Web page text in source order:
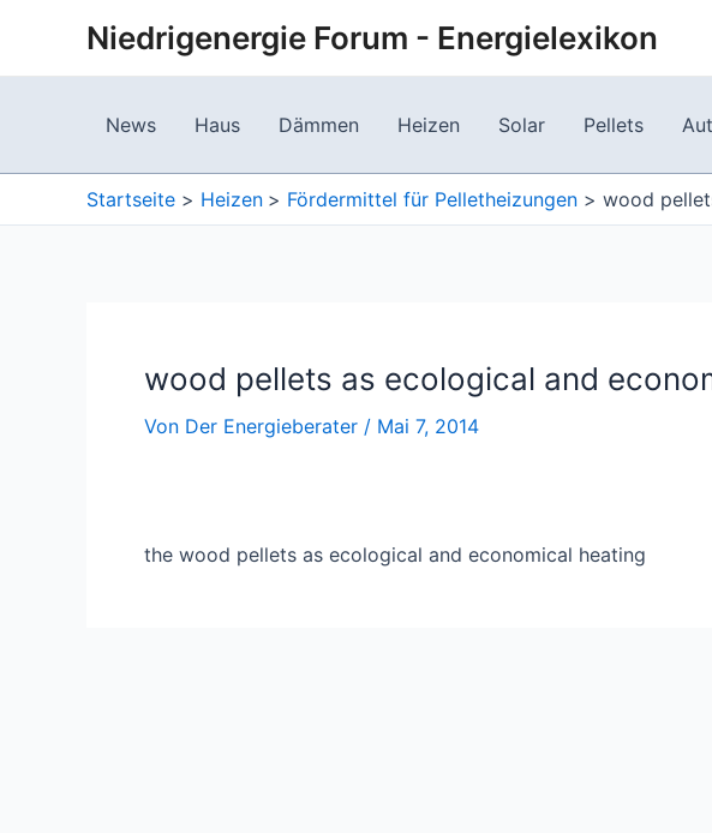
springen
Niedrigenergie Forum - Energielexikon
News Haus Dämmen Heizen Solar Pellets
Startseite Heizen Fördermittel für Pelletheizungen wood
wood pellets as ecological and
Von Der Energieberater / Mai 7, 2014
the wood pellets as ecological and economical heating